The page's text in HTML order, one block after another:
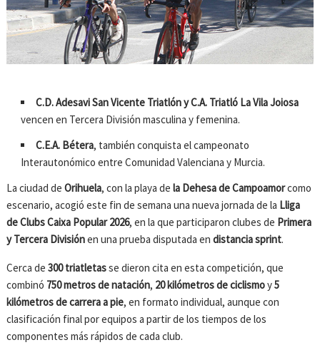
C.D. Adesavi San Vicente Triatlón y C.A. Triatló La Vila Joiosa
vencen en Tercera División masculina y femenina.
C.E.A. Bétera, también conquista el campeonato
Interautonómico entre Comunidad Valenciana y Murcia.
La ciudad deOrihuela, con la playa dela Dehesa de Campoamorcomo
escenario, acogió este fin de semana una nueva jornada de la Lliga
de Clubs Caixa Popular 2026, en la que participaron clubes de Primera
y Tercera Divisiónen una prueba disputada endistancia sprint.
Cerca de300 triatletasse dieron cita en esta competición, que
combinó 750 metros de natación, 20 kilómetros de ciclismoy5
kilómetros de carrera a pie, en formato individual, aunque con
clasificación final por equipos a partir de los tiempos de los
componentes más rápidos de cada club.